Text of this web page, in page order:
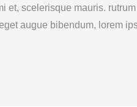
et, scelerisque mauris. rutrum
augue bibendum, lorem